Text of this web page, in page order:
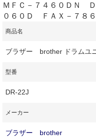
ＭＦＣ－７４６０ＤＮ
０６０Ｄ ＦＡＸ－７８
商品名
ブラザー brother ドラムユ
型番
DR-22J
メーカー
ブラザー brother